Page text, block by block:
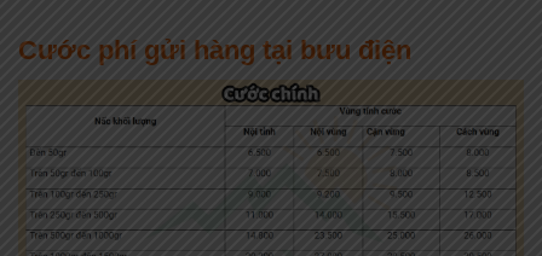
Cước phí gửi hàng tại bưu điện